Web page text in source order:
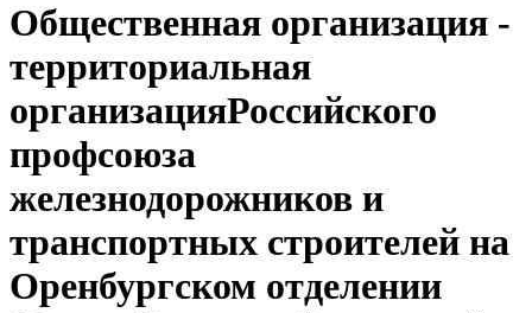
Общественная организация -
территориальная
организацияРоссийского
профсоюза
железнодорожников и
транспортных строителей на
Оренбургском отделении